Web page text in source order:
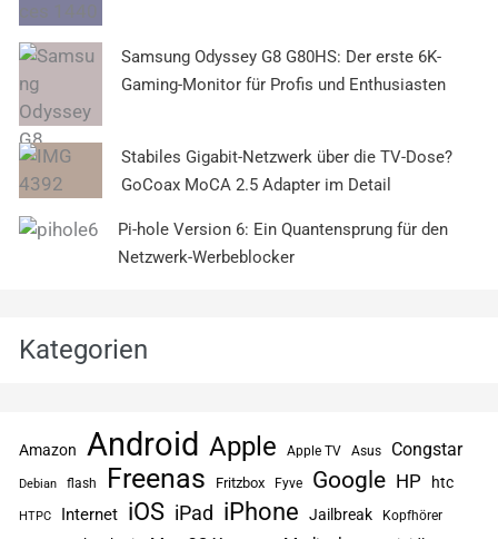
Samsung Odyssey G8 G80HS: Der erste 6K-
Gaming-Monitor für Profis und Enthusiasten
Stabiles Gigabit-Netzwerk über die TV-Dose?
GoCoax MoCA 2.5 Adapter im Detail
Pi-hole Version 6: Ein Quantensprung für den
Netzwerk-Werbeblocker
Kategorien
Amazon Android Apple Apple TV Asus Congstar
Debian flash Freenas Fritzbox Fyve Google HP htc
HTPC Internet iOS iPad iPhone Jailbreak Kopfhörer